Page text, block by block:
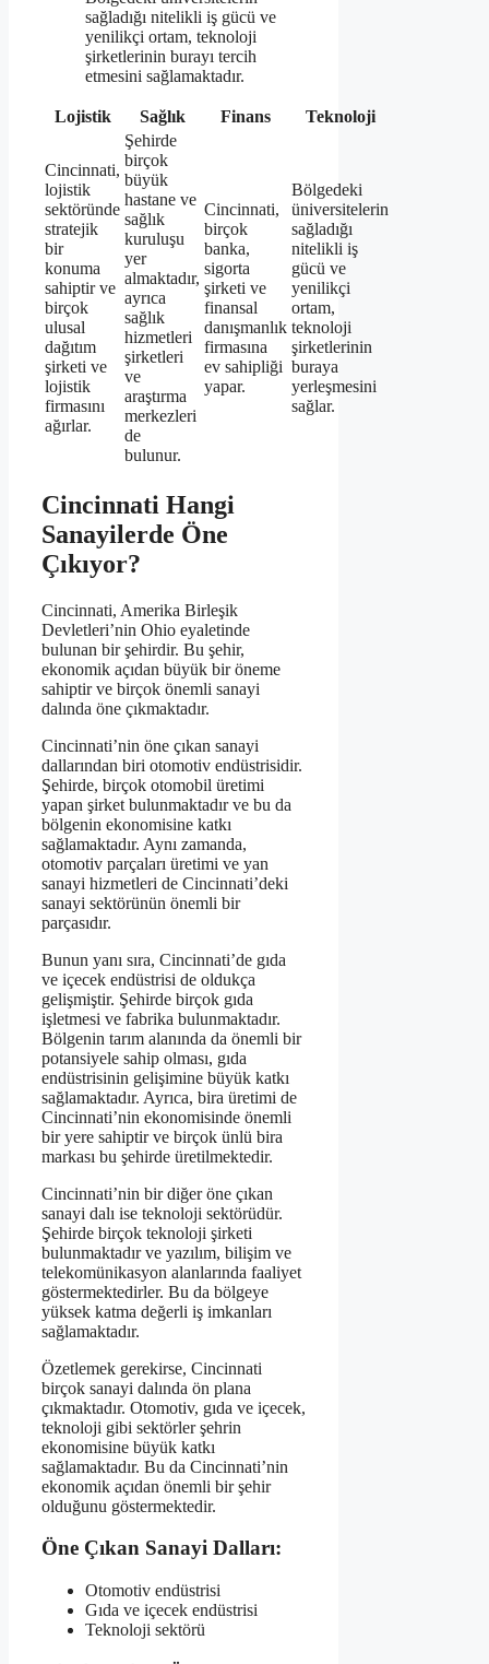
sağladığı nitelikli iş gücü ve
yenilikçi ortam, teknoloji
şirketlerinin burayı tercih
etmesini sağlamaktadır.
Lojistik Sağlık Finans Teknoloji
Cincinnati,
lojistik
sektöründe
stratejik
bir
konuma
sahiptir ve
birçok
ulusal
dağıtım
şirketi ve
lojistik
firmasını
ağırlar.
Şehirde
birçok
büyük
hastane ve
sağlık
kuruluşu
yer
almaktadır,
ayrıca
sağlık
hizmetleri
şirketleri
ve
araştırma
merkezleri
de
bulunur.
Cincinnati,
birçok
banka,
sigorta
şirketi ve
finansal
danışmanlık
firmasına
ev sahipliği
yapar.
Bölgedeki
üniversitelerin
sağladığı
nitelikli iş
gücü ve
yenilikçi
ortam,
teknoloji
şirketlerinin
buraya
yerleşmesini
sağlar.
Cincinnati Hangi
Sanayilerde Öne
Çıkıyor?
Cincinnati, Amerika Birleşik
Devletleri’nin Ohio eyaletinde
bulunan bir şehirdir. Bu şehir,
ekonomik açıdan büyük bir öneme
sahiptir ve birçok önemli sanayi
dalında öne çıkmaktadır.
Cincinnati’nin öne çıkan sanayi
dallarından biri otomotiv endüstrisidir.
Şehirde, birçok otomobil üretimi
yapan şirket bulunmaktadır ve bu da
bölgenin ekonomisine katkı
sağlamaktadır. Aynı zamanda,
otomotiv parçaları üretimi ve yan
sanayi hizmetleri de Cincinnati’deki
sanayi sektörünün önemli bir
parçasıdır.
Bunun yanı sıra, Cincinnati’de gıda
ve içecek endüstrisi de oldukça
gelişmiştir. Şehirde birçok gıda
işletmesi ve fabrika bulunmaktadır.
Bölgenin tarım alanında da önemli bir
potansiyele sahip olması, gıda
endüstrisinin gelişimine büyük katkı
sağlamaktadır. Ayrıca, bira üretimi de
Cincinnati’nin ekonomisinde önemli
bir yere sahiptir ve birçok ünlü bira
markası bu şehirde üretilmektedir.
Cincinnati’nin bir diğer öne çıkan
sanayi dalı ise teknoloji sektörüdür.
Şehirde birçok teknoloji şirketi
bulunmaktadır ve yazılım, bilişim ve
telekomünikasyon alanlarında faaliyet
göstermektedirler. Bu da bölgeye
yüksek katma değerli iş imkanları
sağlamaktadır.
Özetlemek gerekirse, Cincinnati
birçok sanayi dalında ön plana
çıkmaktadır. Otomotiv, gıda ve içecek,
teknoloji gibi sektörler şehrin
ekonomisine büyük katkı
sağlamaktadır. Bu da Cincinnati’nin
ekonomik açıdan önemli bir şehir
olduğunu göstermektedir.
Öne Çıkan Sanayi Dalları:
Otomotiv endüstrisi
Gıda ve içecek endüstrisi
Teknoloji sektörü